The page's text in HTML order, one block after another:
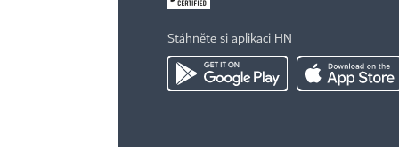
Stáhněte si aplikaci HN